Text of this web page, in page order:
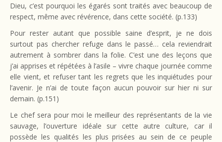
Dieu, c’est pourquoi les égarés sont traités avec beaucoup de
respect, même avec révérence, dans cette société. (p.133)
Pour rester autant que possible saine d’esprit, je ne dois
surtout pas chercher refuge dans le passé… cela reviendrait
autrement à sombrer dans la folie. C’est une des leçons que
j’ai apprises et répétées à l’asile – vivre chaque journée comme
elle vient, et refuser tant les regrets que les inquiétudes pour
l’avenir. Je n’ai de toute façon aucun pouvoir sur hier ni sur
demain. (p.151)
Le chef sera pour moi le meilleur des représentants de la vie
sauvage, l’ouverture idéale sur cette autre culture, car il
possède les qualités les plus prisées au sein de ce peuple